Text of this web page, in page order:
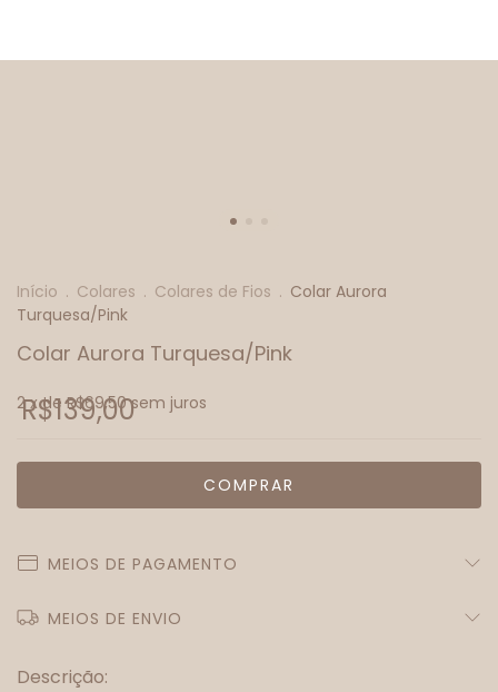
Início . Colares . Colares de Fios . Colar Aurora
Turquesa/Pink
Colar Aurora Turquesa/Pink
R$139,00
2 x deR$69,50 sem juros
MEIOS DE PAGAMENTO
MEIOS DE ENVIO
Descrição: